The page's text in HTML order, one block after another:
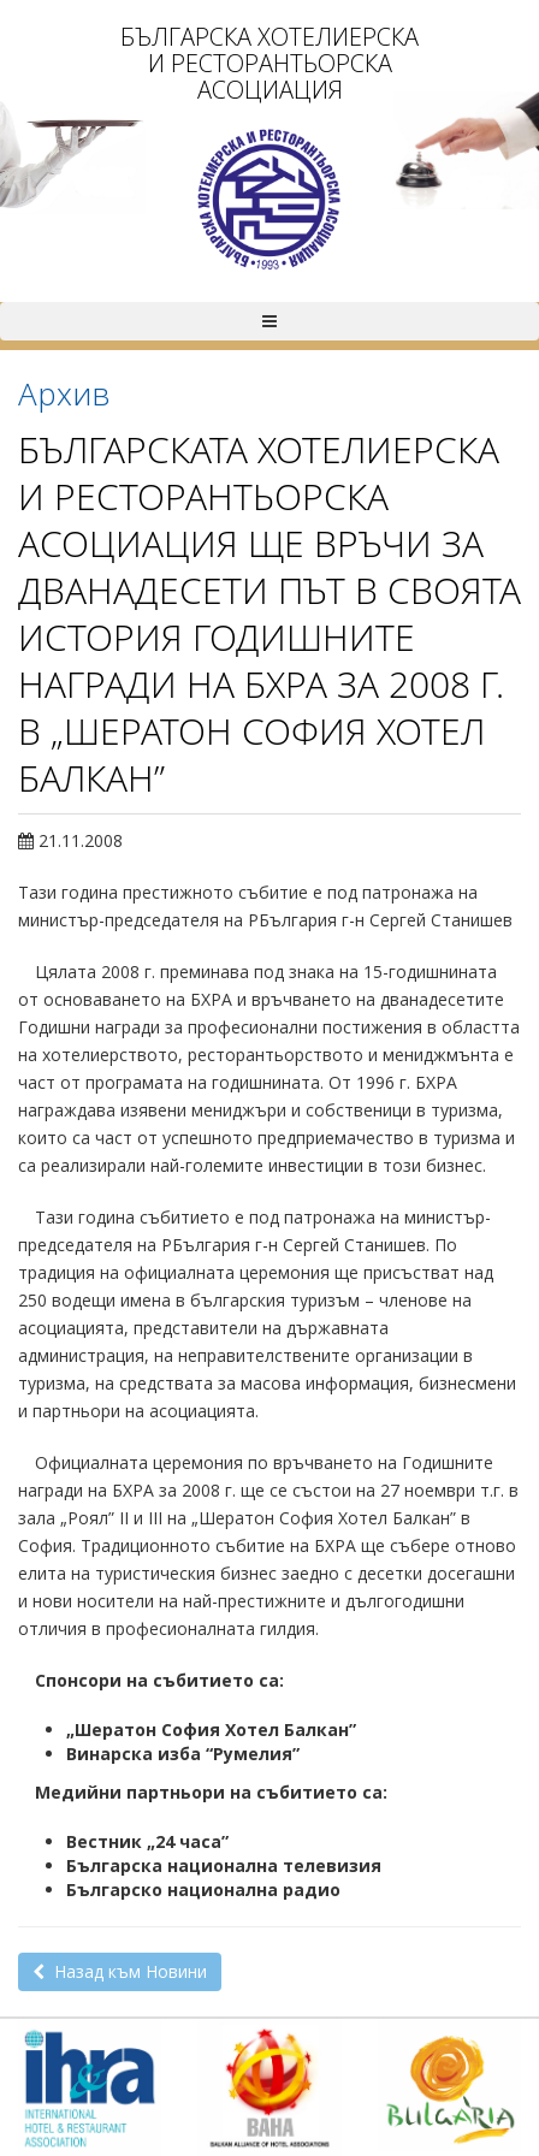
БЪЛГАРСКА ХОТЕЛИЕРСКА
И РЕСТОРАНТЬОРСКА
АСОЦИАЦИЯ
Архив
БЪЛГАРСКАТА ХОТЕЛИЕРСКА
И РЕСТОРАНТЬОРСКА
АСОЦИАЦИЯ ЩЕ ВРЪЧИ ЗА
ДВАНАДЕСЕТИ ПЪТ В СВОЯТА
ИСТОРИЯ ГОДИШНИТЕ
НАГРАДИ НА БХРА ЗА 2008 Г.
В „ШЕРАТОН СОФИЯ ХОТЕЛ
БАЛКАН”
21.11.2008
Тази година престижното събитие е под патронажа на
министър-председателя на РБългария г-н Сергей Станишев
Цялата 2008 г. преминава под знака на 15-годишнината
от основаването на БХРА и връчването на дванадесетите
Годишни награди за професионални постижения в областта
на хотелиерството, ресторантьорството и мениджмънта е
част от програмата на годишнината. От 1996 г. БХРА
награждава изявени мениджъри и собственици в туризма,
които са част от успешното предприемачество в туризма и
са реализирали най-големите инвестиции в този бизнес.
Тази година събитието е под патронажа на министър-
председателя на РБългария г-н Сергей Станишев. По
традиция на официалната церемония ще присъстват над
250 водещи имена в българския туризъм – членове на
асоциацията, представители на държавната
администрация, на неправителствените организации в
туризма, на средствата за масова информация, бизнесмени
и партньори на асоциацията.
Официалната церемония по връчването на Годишните
награди на БХРА за 2008 г. ще се състои на 27 ноември т.г. в
зала „Роял” II и III на „Шератон София Хотел Балкан” в
София. Традиционното събитие на БХРА ще събере отново
елита на туристическия бизнес заедно с десетки досегашни
и нови носители на най-престижните и дългогодишни
отличия в професионалната гилдия.
Спонсори на събитието са:
„Шератон София Хотел Балкан”
Винарска изба “Румелия”
Медийни партньори на събитието са:
Вестник „24 часа”
Българскa национална телевизия
Българско национална радио
Назад към Новини